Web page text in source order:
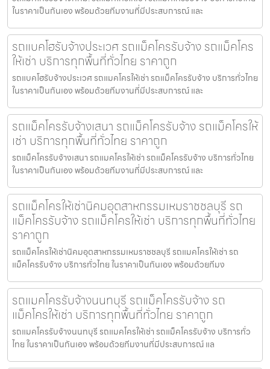
ในราคาเป็นกันเอง พร้อมด้วยทีมงานที่มีประสบการณ์ และ
รถแบคโฮรับจ้างประเวศ รถแม็คโครรับจ้าง รถแม็คโคร
ให้เช่า บริการทุกพื้นที่ทั่วไทย ราคาถูก
รถแบคโฮรับจ้างประเวศ รถแมคโครให้เช่า รถแม็คโครรับจ้าง บริการทั่วไทย
ในราคาเป็นกันเอง พร้อมด้วยทีมงานที่มีประสบการณ์ และ
รถแม็คโครรับจ้างเสนา รถแม็คโครรับจ้าง รถแม็คโครให้
เช่า บริการทุกพื้นที่ทั่วไทย ราคาถูก
รถแม็คโครรับจ้างเสนา รถแมคโครให้เช่า รถแม็คโครรับจ้าง บริการทั่วไทย
ในราคาเป็นกันเอง พร้อมด้วยทีมงานที่มีประสบการณ์ และ
รถแม็คโครให้เช่านิคมอุตสาหกรรมเหมราชชลบุรี รถ
แม็คโครรับจ้าง รถแม็คโครให้เช่า บริการทุกพื้นที่ทั่วไทย
ราคาถูก
รถแม็คโครให้เช่านิคมอุตสาหกรรมเหมราชชลบุรี รถแมคโครให้เช่า รถ
แม็คโครรับจ้าง บริการทั่วไทย ในราคาเป็นกันเอง พร้อมด้วยทีมง
รถแมคโครรับจ้างนนทบุรี รถแม็คโครรับจ้าง รถ
แม็คโครให้เช่า บริการทุกพื้นที่ทั่วไทย ราคาถูก
รถแมคโครรับจ้างนนทบุรี รถแมคโครให้เช่า รถแม็คโครรับจ้าง บริการทั่ว
ไทย ในราคาเป็นกันเอง พร้อมด้วยทีมงานที่มีประสบการณ์ แล